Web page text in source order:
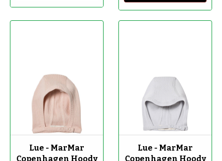
-50%
Lue - MarMar
Copenhagen Hoody
-50%
Lue - MarMar
Copenhagen Hoody